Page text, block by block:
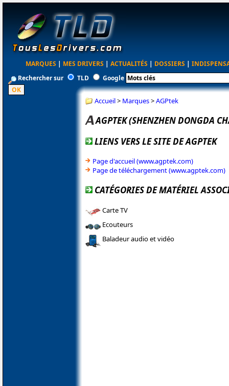
MARQUES | MES DRIVERS | ACTUALITÉS | DOSSIERS |
Rechercher sur
TLD Google
Accueil> Marques>AGPtek
AGPTEK (SHENZHEN DONGDA
LIENS VERS LE SITE DE AGPTEK
Page d'accueil (www.agptek.com)
Page de téléchargement (www.agptek.com)
CATÉGORIES DE MATÉRIEL
Carte TV
Ecouteurs
Baladeur audio et vidéo